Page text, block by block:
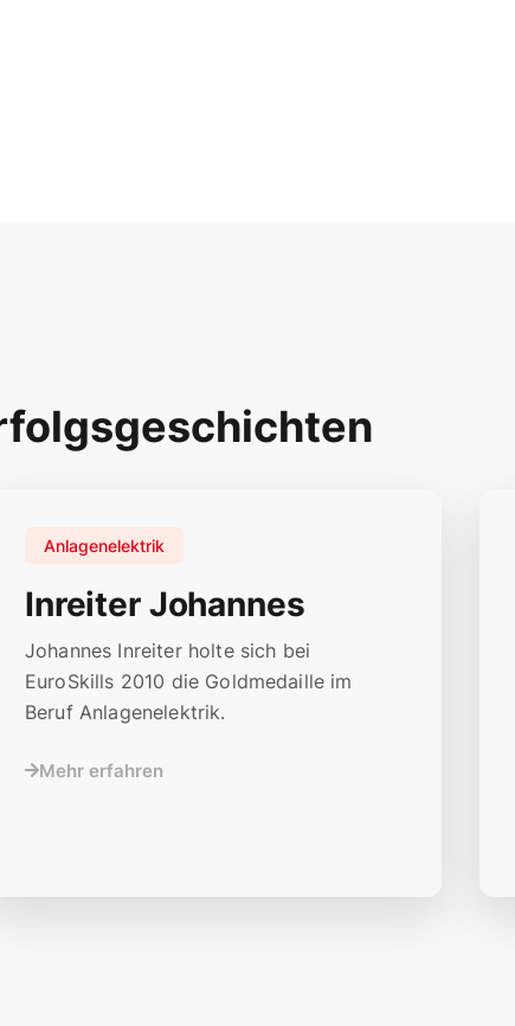
Inreiter Johannes
Anlagenelektrik
Johannes Inreiter holte sich bei
EuroSkills 2010 die Goldmedaille im
Beruf Anlagenelektrik.
Mehr erfahren